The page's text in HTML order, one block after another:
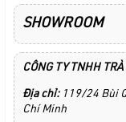
SHOWROOM
CÔNG TY TNHH
Địa chỉ:119/24 Bùi
Chí Minh